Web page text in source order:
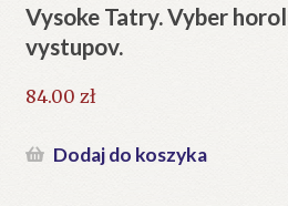
Vysoke Tatry. Vyber
vystupov.
84.00 zł
Dodaj do koszyka